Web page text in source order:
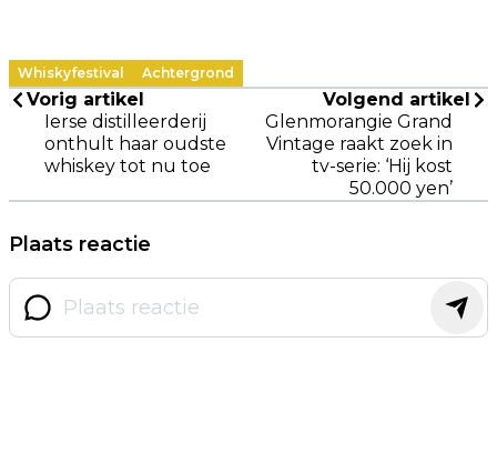
Whiskyfestival Achtergrond
Vorig artikel
Ierse distilleerderij
onthult haar oudste
whiskey tot nu toe
Volgend artikel
Glenmorangie Grand
Vintage raakt zoek in
tv-serie: ‘Hij kost
50.000 yen’
Plaats reactie